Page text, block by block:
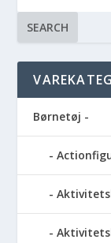
SEARCH
Børnetøj -